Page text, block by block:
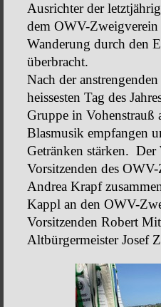
Ausrichter der
dem OWV-
Wanderung durch den
überbracht.
Nach der
heissesten Tag des
Gruppe in Vohenstrauß
Blasmusik empfangen
Getränken stärken.
Vorsitzenden des
Andrea Krapf
Kappl an den OWV-
Vorsitzenden Robert
Altbürgermeister Josef